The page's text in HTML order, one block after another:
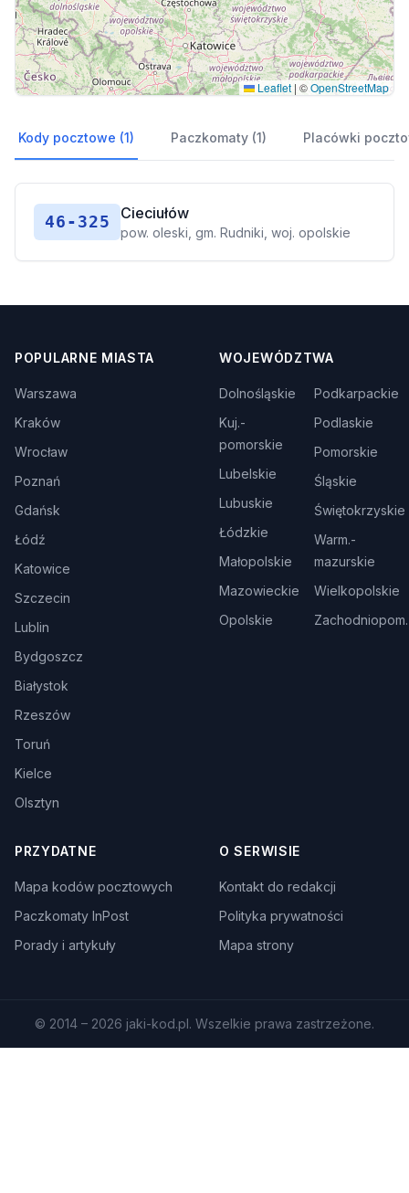
Leaflet | ©OpenStreetMap
Kody pocztowe (1) Paczkomaty (1) Placówki
46-325 Cieciułów
pow. oleski, gm. Rudniki, woj. opolskie
POPULARNE MIASTA
Warszawa
Kraków
Wrocław
Poznań
Gdańsk
Łódź
Katowice
Szczecin
Lublin
Bydgoszcz
Białystok
Rzeszów
Toruń
Kielce
Olsztyn
WOJEWÓDZTWA
Dolnośląskie
Kuj.-
pomorskie
Lubelskie
Lubuskie
Łódzkie
Małopolskie
Mazowieckie
Opolskie
Podkarpackie
Podlaskie
Pomorskie
Śląskie
Świętokrzyskie
Warm.-
mazurskie
Wielkopolskie
Zachodniopom.
PRZYDATNE
Mapa kodów pocztowych
Paczkomaty InPost
Porady i artykuły
O SERWISIE
Kontakt do redakcji
Polityka prywatności
Mapa strony
© 2014 – 2026 jaki-kod.pl. Wszelkie prawa zastrzeżone.